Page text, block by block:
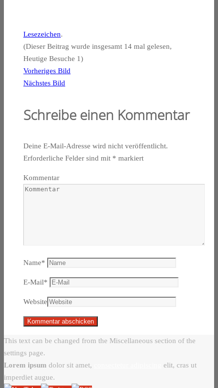
Lesezeichen.
(Dieser Beitrag wurde insgesamt 14 mal gelesen,
Heutige Besuche 1)
Vorheriges Bild
Nächstes Bild
Schreibe einen Kommentar
Deine E-Mail-Adresse wird nicht veröffentlicht.
Erforderliche Felder sind mit * markiert
Kommentar
Name*
E-Mail*
Website
This text can be changed from the Miscellaneous section of the
settings page.
Lorem ipsum dolor sit amet,
elit, cras ut
imperdiet augue.